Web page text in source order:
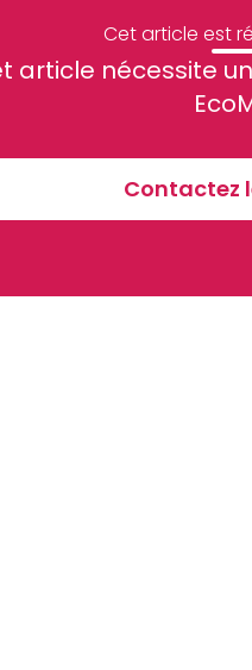
Cet article est
article nécessite
Contactez
briefing
vous acceptez de